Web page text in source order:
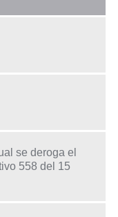
se deroga el
558 del 15